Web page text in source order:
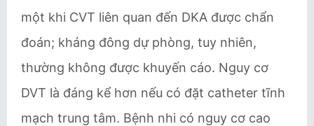
một khi CVT liên quan đến DKA được chẩn
đoán; kháng đông dự phòng, tuy nhiên,
thường không được khuyến cáo. Nguy cơ
DVT là đáng kể hơn nếu có đặt catheter tĩnh
mạch trung tâm. Bệnh nhi có nguy cơ cao